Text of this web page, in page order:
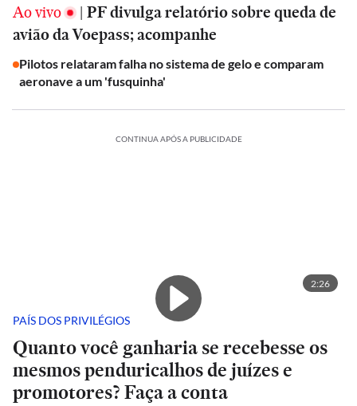
Ao vivo | PF divulga relatório sobre queda de
avião da Voepass; acompanhe
Pilotos relataram falha no sistema de gelo e comparam
aeronave a um 'fusquinha'
CONTINUA APÓS A PUBLICIDADE
2:26
PAÍS DOS PRIVILÉGIOS
Quanto você ganharia se recebesse os
mesmos penduricalhos de juízes e
promotores? Faça a conta